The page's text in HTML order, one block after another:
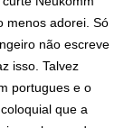
menos adorei. Só
não escreve
isso. Talvez
portugues e o
que a